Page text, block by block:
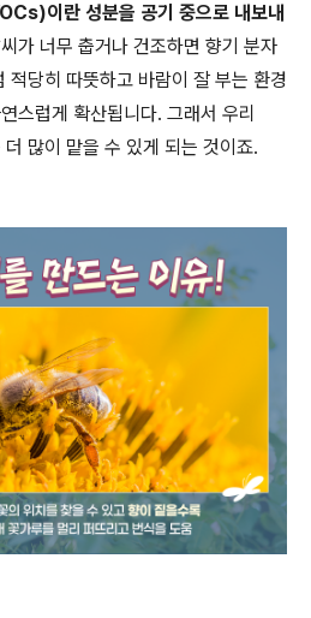
이란 성분을 공기 중으로 내보내
가 너무 춥거나 건조하면 향기 분자
적당히 따뜻하고 바람이 잘 부는 환경
스럽게 확산됩니다. 그래서 우리
많이 맡을 수 있게 되는 것이죠.